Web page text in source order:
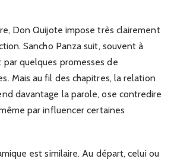
Don Quijote impose très clairement
Sancho Panza suit, souvent à
quelques promesses de
Mais au fil des chapitres, la relation
davantage la parole, ose contredire
par influencer certaines
est similaire. Au départ, celui ou